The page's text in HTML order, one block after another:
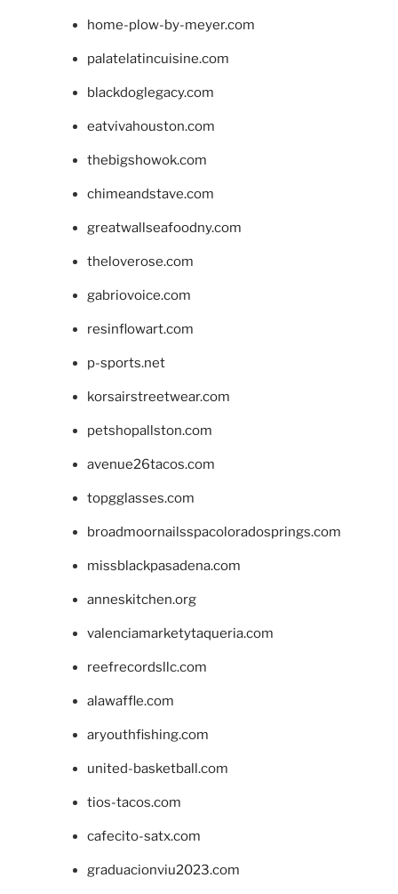
home-plow-by-meyer.com
palatelatincuisine.com
blackdoglegacy.com
eatvivahouston.com
thebigshowok.com
chimeandstave.com
greatwallseafoodny.com
theloverose.com
gabriovoice.com
resinflowart.com
p-sports.net
korsairstreetwear.com
petshopallston.com
avenue26tacos.com
topgglasses.com
broadmoornailsspacoloradosprings.com
missblackpasadena.com
anneskitchen.org
valenciamarketytaqueria.com
reefrecordsllc.com
alawaffle.com
aryouthfishing.com
united-basketball.com
tios-tacos.com
cafecito-satx.com
graduacionviu2023.com